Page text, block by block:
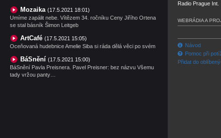
Mozaika (17.5.2021 18:01)
Umíme zapálit nebe. Vítězem 34. ročníku Ceny Jiřího Ortena
se stal básník Šimon Leitgeb
ArtCafé (17.5.2021 15:05)
Oceňovaná hudebnice Amelie Siba si ráda dělá věci po svém
BáSnění (17.5.2021 15:00)
BáSnění Pavla Preisnera. Pavel Preisner: bez názvu Všemu
tady vržou panty…
Radio Prague Int.
WEBRÁDIA A
Návod
Pomoc při
Přidat do